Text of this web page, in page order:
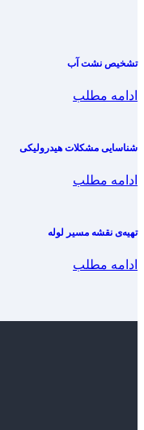
تشخیص نشت آب
ادامه مطلب
شناسایی مشکلات هیدرولیکی
ادامه مطلب
تهیه‌ی نقشه‌ مسیر لوله
ادامه مطلب